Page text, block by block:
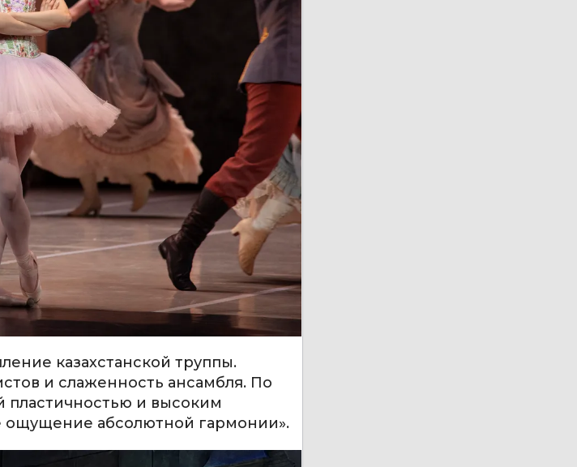
казахстанской труппы.
и слаженность ансамбля. По
пластичностью и высоким
ощущение абсолютной гармонии».